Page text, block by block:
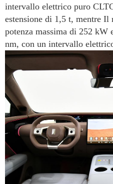
intervallo elettrico puro
estensione di 1,5 t, mentre
potenza massima di 252 kW
nm, con un intervallo